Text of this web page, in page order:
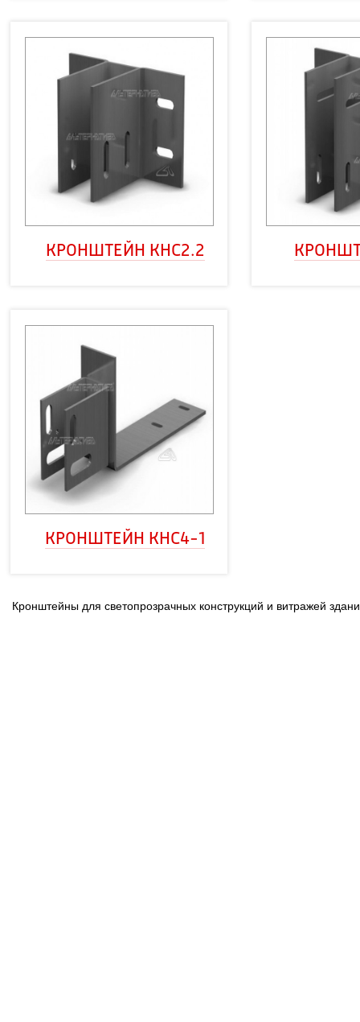
КРОНШТЕЙН КНС2.2
КРОНШТЕЙН КНС4-1
Кронштейны для светопрозрачных конструкций и витражей